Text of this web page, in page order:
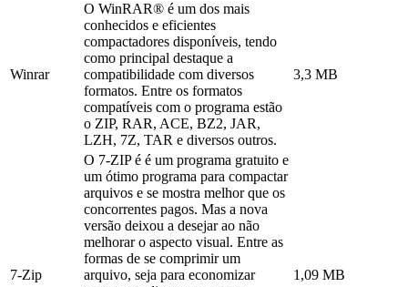
Winrar
O WinRAR® é um dos mais
conhecidos e eficientes
compactadores disponíveis, tendo
como principal destaque a
compatibilidade com diversos
formatos. Entre os formatos
compatíveis com o programa estão
o ZIP, RAR, ACE, BZ2, JAR,
LZH, 7Z, TAR e diversos outros.
3,3 MB
7-Zip
O 7-ZIP é é um programa gratuito e
um ótimo programa para compactar
arquivos e se mostra melhor que os
concorrentes pagos. Mas a nova
versão deixou a desejar ao não
melhorar o aspecto visual. Entre as
formas de se comprimir um
arquivo, seja para economizar
1,09 MB